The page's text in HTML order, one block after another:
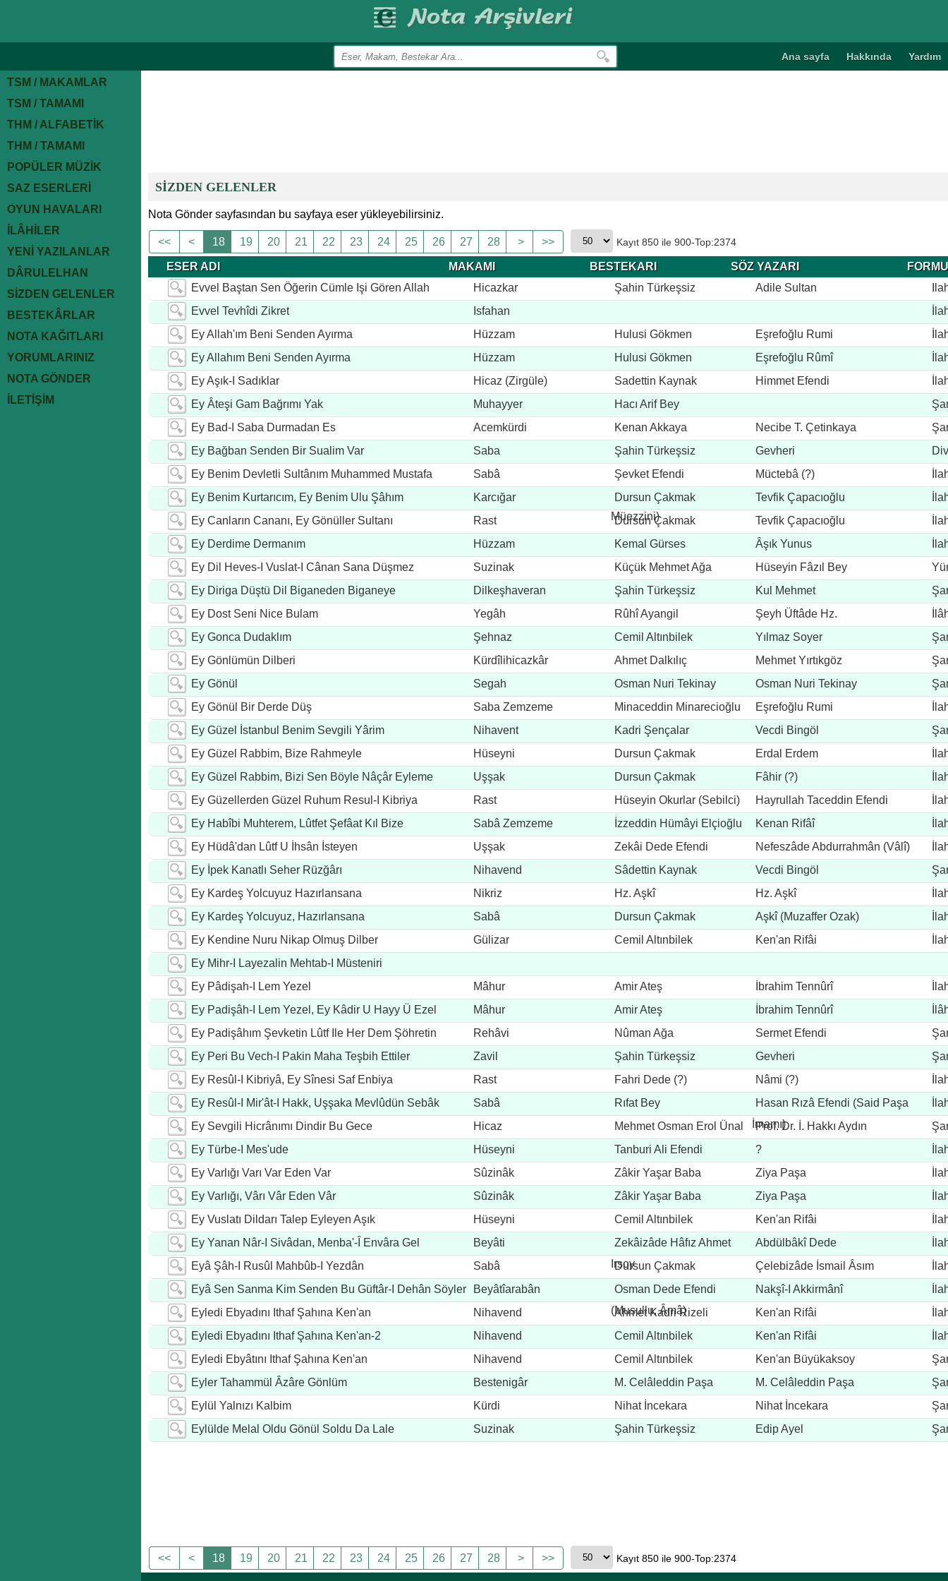
Ana sayfa Hakkında Yardım
TSM / MAKAMLAR
TSM / TAMAMI
THM / ALFABETİK
THM / TAMAMI
POPÜLER MÜZİK
SAZ ESERLERİ
OYUN HAVALARI
İLÂHİLER
YENİ YAZILANLAR
DÂRULELHAN
SİZDEN GELENLER
BESTEKÂRLAR
NOTA KAĞITLARI
YORUMLARINIZ
NOTA GÖNDER
İLETİŞİM
SİZDEN GELENLER
Nota Gönder sayfasından bu sayfaya eser yükleyebilirsiniz.
<< < 18 19 20 21 22 23 24 25 26 27 28 > >> Kayıt 850 ile 900-Top:2374
ESER ADI MAKAMI BESTEKARI SÖZ YAZARI
FORMU
Evvel Baştan Sen Öğerin Cümle Işi Gören Allah
Hicazkar Şahin Türkeşsiz Adile Sultan
Evvel Tevhîdi Zikret
Isfahan
Ey Allah'ım Beni Senden Ayırma
Hüzzam Hulusi Gökmen Eşrefoğlu Rumi
Ey Allahım Beni Senden Ayırma
Hüzzam Hulusi Gökmen Eşrefoğlu Rûmî
Ey Aşık-I Sadıklar
Hicaz (Zirgüle) Sadettin Kaynak Himmet Efendi
Ey Âteşi Gam Bağrımı Yak
Muhayyer Hacı Arif Bey
Ey Bad-I Saba Durmadan Es
Acemkürdi Kenan Akkaya Necibe T. Çetinkaya
Ey Bağban Senden Bir Sualim Var
Saba Şahin Türkeşsiz Gevheri
Ey Benim Devletli Sultânım Muhammed Mustafa
Sabâ
Şevket Efendi
(Süleymaniye Camii
Müezzini)
Müctebâ (?)
Ey Benim Kurtarıcım, Ey Benim Ulu Şâhım
Karcığar Dursun Çakmak Tevfik Çapacıoğlu
Ey Canların Cananı, Ey Gönüller Sultanı
Rast Dursun Çakmak Tevfik Çapacıoğlu
Ey Derdime Dermanım
Hüzzam Kemal Gürses Âşık Yunus
Ey Dil Heves-I Vuslat-I Cânan Sana Düşmez
Suzinak Küçük Mehmet Ağa Hüseyin Fâzıl Bey
Ey Diriga Düştü Dil Biganeden Biganeye
Dilkeşhaveran Şahin Türkeşsiz Kul Mehmet
Ey Dost Seni Nice Bulam
Yegâh Rûhî Ayangil Şeyh Üftâde Hz.
Ey Gonca Dudaklım
Şehnaz Cemil Altınbilek Yılmaz Soyer
Ey Gönlümün Dilberi
Kürdîlihicazkâr Ahmet Dalkılıç Mehmet Yırtıkgöz
Ey Gönül
Segah Osman Nuri Tekinay Osman Nuri Tekinay
Ey Gönül Bir Derde Düş
Saba Zemzeme Minaceddin Minarecioğlu Eşrefoğlu Rumi
Ey Güzel İstanbul Benim Sevgili Yârim
Nihavent Kadri Şençalar Vecdi Bingöl
Ey Güzel Rabbim, Bize Rahmeyle
Hüseyni Dursun Çakmak Erdal Erdem
Ey Güzel Rabbim, Bizi Sen Böyle Nâçâr Eyleme
Uşşak Dursun Çakmak Fâhir (?)
Ey Güzellerden Güzel Ruhum Resul-I Kibriya
Rast Hüseyin Okurlar (Sebilci) Hayrullah Taceddin Efendi
Ey Habîbi Muhterem, Lûtfet Şefâat Kıl Bize
Sabâ Zemzeme İzzeddin Hümâyi Elçioğlu Kenan Rifâî
Ey Hüdâ'dan Lûtf U İhsân İsteyen
Uşşak Zekâi Dede Efendi Nefeszâde Abdurrahmân (Vâlî)
Ey İpek Kanatlı Seher Rüzğârı
Nihavend Sâdettin Kaynak Vecdi Bingöl
Ey Kardeş Yolcuyuz Hazırlansana
Nikriz Hz. Aşkî Hz. Aşkî
Ey Kardeş Yolcuyuz, Hazırlansana
Sabâ Dursun Çakmak Aşkî (Muzaffer Ozak)
Ey Kendine Nuru Nikap Olmuş Dilber
Gülizar Cemil Altınbilek Ken'an Rifâi
Ey Mihr-I Layezalin Mehtab-I Müsteniri
Ey Pâdişah-I Lem Yezel
Mâhur Amir Ateş İbrahim Tennûrî
Ey Padişâh-I Lem Yezel, Ey Kâdir U Hayy Ü Ezel
Mâhur Amir Ateş İbrahim Tennûrî
Ey Padişâhım Şevketin Lûtf Ile Her Dem Şöhretin
Rehâvi Nûman Ağa Sermet Efendi
Ey Peri Bu Vech-I Pakin Maha Teşbih Ettiler
Zavil Şahin Türkeşsiz Gevheri
Ey Resûl-I Kibriyâ, Ey Sînesi Saf Enbiya
Rast Fahri Dede (?) Nâmi (?)
Ey Resûl-I Mir'ât-I Hakk, Uşşaka Mevlûdün Sebâk
Sabâ Rıfat Bey
Hasan Rızâ Efendi (Said Paşa
İmamı)
Ey Sevgili Hicrânımı Dindir Bu Gece
Hicaz Mehmet Osman Erol Ünal Prof. Dr. İ. Hakkı Aydın
Ey Türbe-I Mes'ude
Hüseyni Tanburi Ali Efendi ?
Ey Varlığı Varı Var Eden Var
Sûzinâk Zâkir Yaşar Baba Ziya Paşa
Ey Varlığı, Vârı Vâr Eden Vâr
Sûzinâk Zâkir Yaşar Baba Ziya Paşa
Ey Vuslatı Dildarı Talep Eyleyen Aşık
Hüseyni Cemil Altınbilek Ken'an Rifâi
Ey Yanan Nâr-I Sivâdan, Menba'-Î Envâra Gel
Beyâti
Zekâizâde Hâfız Ahmet
Irsoy
Abdülbâkî Dede
Eyâ Şâh-I Rusûl Mahbûb-I Yezdân
Sabâ Dursun Çakmak
Çelebizâde İsmail Âsım
[Şeyhülislâm]
Eyâ Sen Sanma Kim Senden Bu Güftâr-I Dehân Söyler
Beyâtîarabân
Osman Dede Efendi
(Musullu, Âmâ)
Nakşî-I Akkirmânî
Eyledi Ebyadını Ithaf Şahına Ken'an
Nihavend Ahmet Kadri Rizeli Ken'an Rifâi
Eyledi Ebyadını Ithaf Şahına Ken'an-2
Nihavend Cemil Altınbilek Ken'an Rifâi
Eyledi Ebyâtını Ithaf Şahına Ken'an
Nihavend Cemil Altınbilek Ken'an Büyükaksoy
Eyler Tahammül Âzâre Gönlüm
Bestenigâr M. Celâleddin Paşa M. Celâleddin Paşa
Eylül Yalnızı Kalbim
Kürdi Nihat İncekara Nihat İncekara
Eylülde Melal Oldu Gönül Soldu Da Lale
Suzinak Şahin Türkeşsiz Edip Ayel
<< < 18 19 20 21 22 23 24 25 26 27 28 > >> Kayıt 850 ile 900-Top:2374